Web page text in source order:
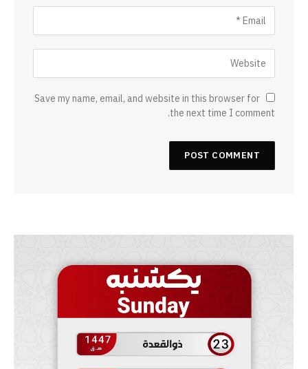
Save my name, email, and website in this browser for
the next time I comment.